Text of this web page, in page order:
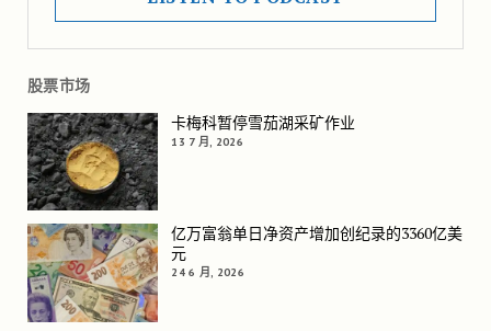
股票市场
卡梅科暂停雪茄湖采矿作业
13 7 月, 2026
亿万富翁单日净资产增加创纪录的3360亿美
元
24 6 月, 2026